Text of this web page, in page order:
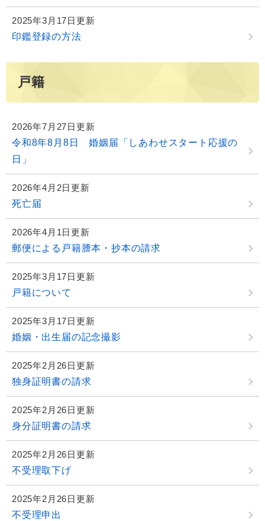
2025年3月17日更新
印鑑登録の方法
戸籍
2026年7月27日更新
令和8年8月8日 婚姻届「しあわせスタート応援の
日」
2026年4月2日更新
死亡届
2026年4月1日更新
郵便による戸籍謄本・抄本の請求
2025年3月17日更新
戸籍について
2025年3月17日更新
婚姻・出生届の記念撮影
2025年2月26日更新
独身証明書の請求
2025年2月26日更新
身分証明書の請求
2025年2月26日更新
不受理取下げ
2025年2月26日更新
不受理申出